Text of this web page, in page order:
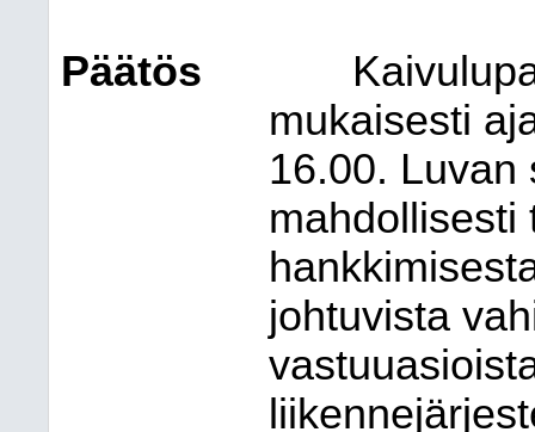
Päätös
mukaisesti
16.00. Luvan
mahdollisesti
johtuvista